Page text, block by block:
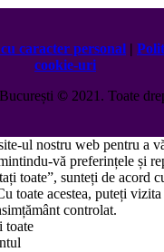
caracter personal |
cookie-uri
©️2021. Toate
ul nostru web pentru a
vă preferințele și
toate”, sunteți de acord
toate acestea, puteți vizita
controlat.
toate